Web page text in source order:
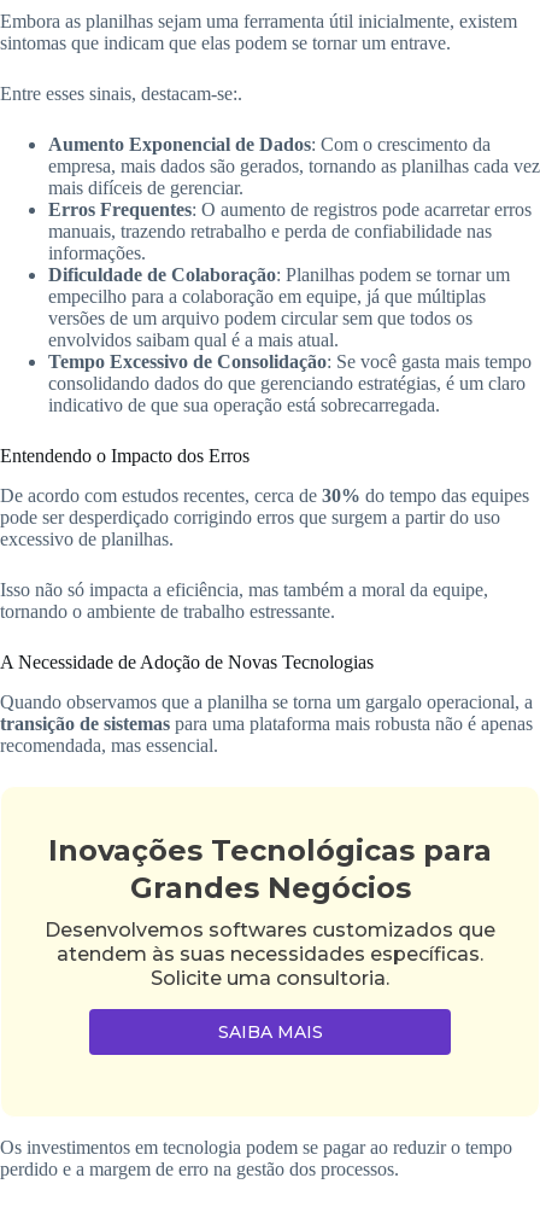
Embora as planilhas sejam uma ferramenta útil inicialmente, existem
sintomas que indicam que elas podem se tornar um entrave.
Entre esses sinais, destacam-se:.
Aumento Exponencial de Dados: Com o crescimento da
empresa, mais dados são gerados, tornando as planilhas cada vez
mais difíceis de gerenciar.
Erros Frequentes: O aumento de registros pode acarretar erros
manuais, trazendo retrabalho e perda de confiabilidade nas
informações.
Dificuldade de Colaboração: Planilhas podem se tornar um
empecilho para a colaboração em equipe, já que múltiplas
versões de um arquivo podem circular sem que todos os
envolvidos saibam qual é a mais atual.
Tempo Excessivo de Consolidação: Se você gasta mais tempo
consolidando dados do que gerenciando estratégias, é um claro
indicativo de que sua operação está sobrecarregada.
Entendendo o Impacto dos Erros
De acordo com estudos recentes, cerca de 30% do tempo das equipes
pode ser desperdiçado corrigindo erros que surgem a partir do uso
excessivo de planilhas.
Isso não só impacta a eficiência, mas também a moral da equipe,
tornando o ambiente de trabalho estressante.
A Necessidade de Adoção de Novas Tecnologias
Quando observamos que a planilha se torna um gargalo operacional, a
transição de sistemas para uma plataforma mais robusta não é apenas
recomendada, mas essencial.
Inovações Tecnológicas para
Grandes Negócios
Desenvolvemos softwares customizados que
atendem às suas necessidades específicas.
Solicite uma consultoria.
SAIBA MAIS
Os investimentos em tecnologia podem se pagar ao reduzir o tempo
perdido e a margem de erro na gestão dos processos.